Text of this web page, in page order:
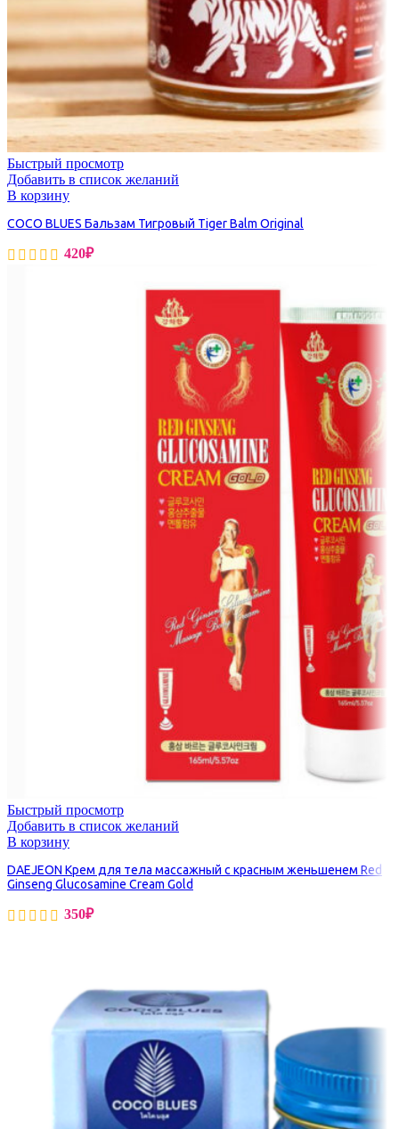
Быстрый просмотр
Добавить в список желаний
В корзину
COCO BLUES Бальзам Тигровый Tiger Balm Original
420₽
Быстрый просмотр
Добавить в список желаний
В корзину
DAEJEON Крем для тела массажный с красным женьшенем Red
Ginseng Glucosamine Cream Gold
350₽